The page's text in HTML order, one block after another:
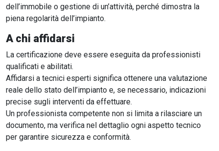
dell’immobile o gestione di un’attività, perché dimostra la
piena regolarità dell’impianto.
A chi affidarsi
La certificazione deve essere eseguita da professionisti
qualificati e abilitati.
Affidarsi a tecnici esperti significa ottenere una valutazione
reale dello stato dell’impianto e, se necessario, indicazioni
precise sugli interventi da effettuare.
Un professionista competente non si limita a rilasciare un
documento, ma verifica nel dettaglio ogni aspetto tecnico
per garantire sicurezza e conformità.